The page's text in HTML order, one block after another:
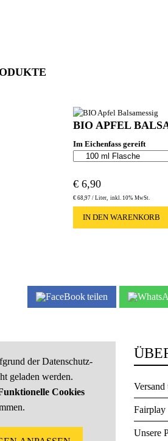
BIO APFEL
Im Eichenfass gereift
€ 6,90
€68,97 / Liter inkl. 10% MwSt.
IN DEN WARENKORB
teilen
der Datenschutz-
geladen werden.
Cookies
Unsere